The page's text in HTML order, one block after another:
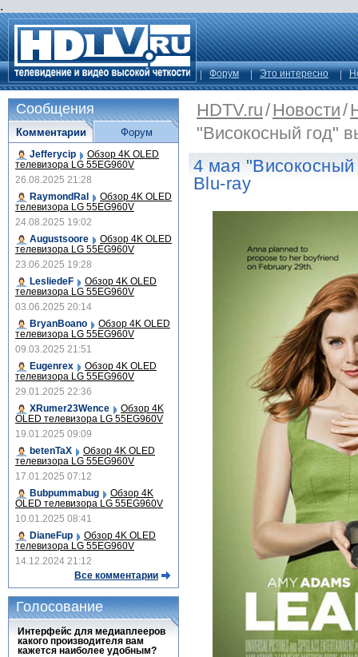
.
Форум Это интересно
HDTV.ru/Новости/
"Високосный год"
4 мая
Blu-ray
Сообщения
Комментарии
Jefferycip Обзор 4K OLED
телевизора LG 55EG960V
26.08.2025 21:28
RaymondRal
Обзор 4K OLED
телевизора LG 55EG960V
24.08.2025 19:02
Augustsoore
Обзор 4K OLED
телевизора LG 55EG960V
23.06.2025 19:28
LesliedeF
Обзор 4K OLED
телевизора LG 55EG960V
03.06.2025 20:14
BryanBoano
Обзор 4K OLED
телевизора LG 55EG960V
09.03.2025 21:51
Eugenrex
Обзор 4K OLED
телевизора LG 55EG960V
29.01.2025 22:36
XRumer23Wence
Обзор 4K
OLED телевизора LG 55EG960V
19.01.2025 09:09
betenTaX
Обзор 4K OLED
телевизора LG 55EG960V
17.01.2025 07:12
Bubpummabug
Обзор 4K
OLED телевизора LG 55EG960V
10.01.2025 08:41
DianeFup
Обзор 4K OLED
телевизора LG 55EG960V
14.12.2024 21:12
Все комментарии
Форум
Голосование
Интерфейс для медиаплееров
какого производителя вам
кажется наиболее удобным?